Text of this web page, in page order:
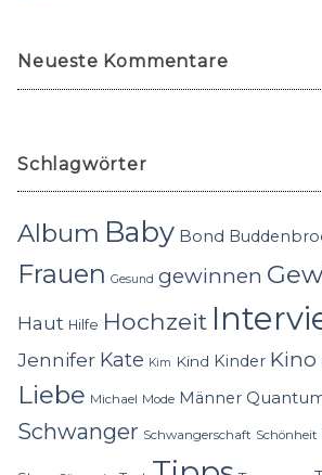
Neueste Kommentare
Schlagwörter
Album Baby Bond
Frauen Gesund gewinnen
Haut Hilfe Hochzeit
Jennifer Kate Kim Kind Kinder Kino
Liebe Michael Mode Männer
Schwanger Schwangerschaft Schönheit